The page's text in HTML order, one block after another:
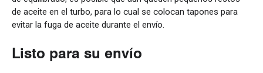
de aceite en el turbo, para lo cual se colocan tapones para
evitar la fuga de aceite durante el envío.
Listo para su envío